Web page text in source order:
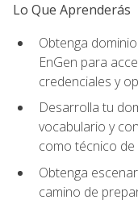
Lo Que Aprenderás
Obtenga
EnGen para
credenciales y
Desarrolla tu
vocabulario y
como técnico de
Obtenga
camino de